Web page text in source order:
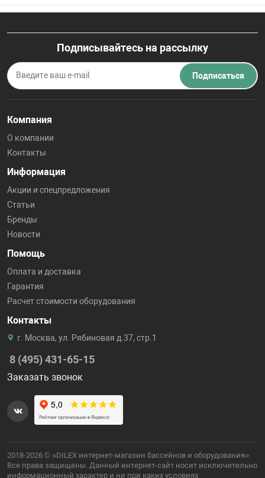
Подписывайтесь на рассылку
Подписаться
Компания
О компании
Контакты
Информация
Акции и спецпредложения
Статьи
Бренды
Новости
Помощь
Оплата и доставка
Гарантия
Расчет стоимости оборудования
Контакты
г. Москва, ул. Рябиновая д.37, стр.1
8 (495) 431-65-15
Заказать звонок
2018-2026 © «DILEX интернет-магазин бассейнов и оборудования».
Все права защищены. Данный интернет-сайт носит исключительно
информационный характер и ни при каких условиях